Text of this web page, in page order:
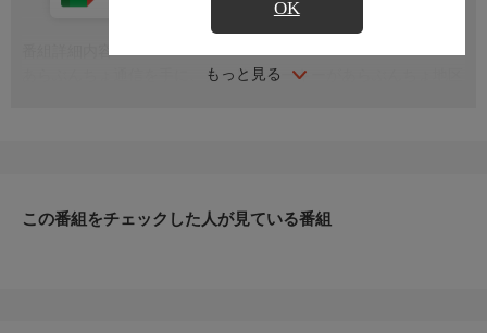
OK
もっと見る
あらぶんちょ通信を手に、ターリーターキーがあらぶんちょ地区
この番組をチェックした人が見ている番組